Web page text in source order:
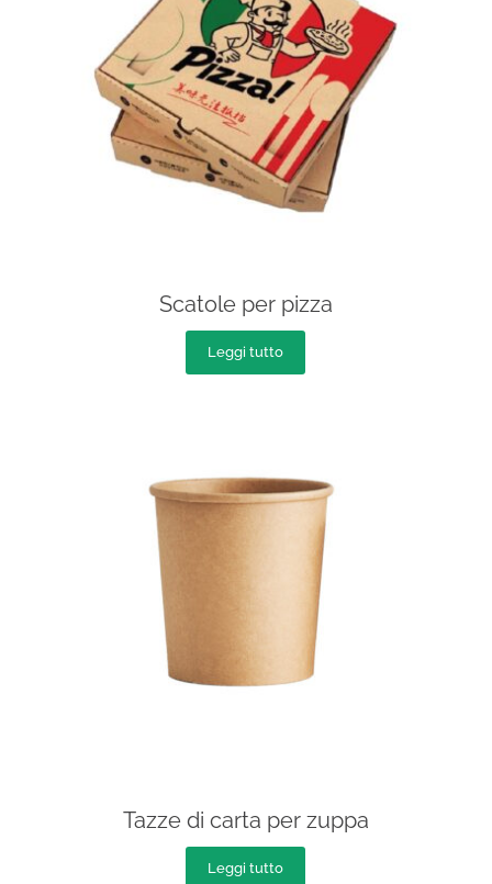
Scatole per pizza
Leggi tutto
Tazze di carta per zuppa
Leggi tutto